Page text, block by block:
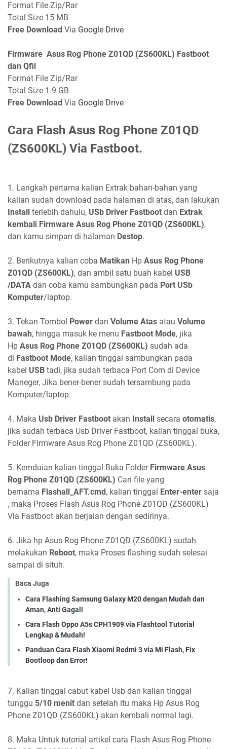
Format File Zip/Rar
Total Size 15 MB
Free Download Via Google Drive
Firmware Asus Rog Phone Z01QD (ZS600KL) Fastboot
dan Qfil
Format File Zip/Rar
Total Size 1.9 GB
Free Download Via Google Drive
Cara Flash Asus Rog Phone Z01QD
(ZS600KL) Via Fastboot.
1. Langkah pertama kalian Extrak bahan-bahan yang
kalian sudah download pada halaman di atas, dan lakukan
Install terlebih dahulu, USb Driver Fastboot dan Extrak
kembali Firmware Asus Rog Phone Z01QD (ZS600KL),
dan kamu simpan di halaman Destop.
2. Berikutnya kalian coba Matikan Hp Asus Rog Phone
Z01QD (ZS600KL), dan ambil satu buah kabel USB
/DATA dan coba kamu sambungkan pada Port USb
Komputer/laptop.
3. Tekan Tombol Power dan Volume Atas atau Volume
bawah, hingga masuk ke menu Fastboot Mode, jika
Hp Asus Rog Phone Z01QD (ZS600KL) sudah ada
di Fastboot Mode, kalian tinggal sambungkan pada
kabel USB tadi, jika sudah terbaca Port Com di Device
Maneger, Jika bener-bener sudah tersambung pada
Komputer/laptop.
4. Maka Usb Driver Fastboot akan Install secara otomatis,
jika sudah terbaca Usb Driver Fastboot, kalian tinggal buka,
Folder Firmware Asus Rog Phone Z01QD (ZS600KL).
5. Kemduian kalian tinggal Buka Folder Firmware Asus
Rog Phone Z01QD (ZS600KL) Cari file yang
bernama Flashall_AFT.cmd, kalian tinggal Enter-enter saja
, maka Proses Flash Asus Rog Phone Z01QD (ZS600KL)
Via Fastboot akan berjalan dengan sedirinya.
6. Jika hp Asus Rog Phone Z01QD (ZS600KL) sudah
melakukan Reboot, maka Proses flashing sudah selesai
sampai di situh.
Baca Juga
Cara Flashing Samsung Galaxy M20 dengan Mudah dan
Aman, Anti Gagal!
Cara Flash Oppo A5s CPH1909 via Flashtool Tutorial
Lengkap & Mudah!
Panduan Cara Flash Xiaomi Redmi 3 via Mi Flash, Fix
Bootloop dan Error!
7. Kalian tinggal cabut kabel Usb dan kalian tinggal
tunggu 5/10 menit dan setelah itu maka Hp Asus Rog
Phone Z01QD (ZS600KL) akan kembali normal lagi.
8. Maka Untuk tutorial artikel cara Flash Asus Rog Phone